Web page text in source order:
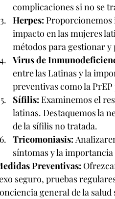
complicaciones si no se
Herpes: Proporcionemos
impacto en las mujeres
métodos para gestionar
Virus de
entre las Latinas y la
preventivas como la
Sífilis: Examinemos el
latinas. Destaquemos la
de la sífilis no tratada.
Tricomoniasis:
síntomas y la
Preventivas:
seguro, pruebas
general de la